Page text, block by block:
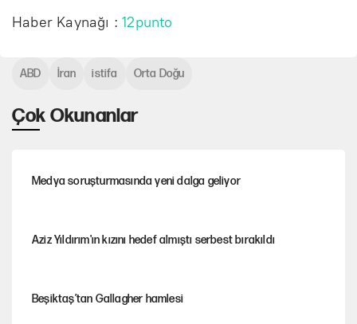
Haber Kaynağı :12punto
Çok Okunanlar
Medya soruşturmasında yeni dalga geliyor
Aziz Yıldırım'ın kızını hedef almıştı serbest bırakıldı
Beşiktaş’tan Gallagher hamlesi
ABD İran istifa Orta Doğu